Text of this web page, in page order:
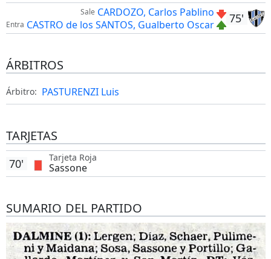
75'
Sale CARDOZO, Carlos Pablino
Entra CASTRO de los SANTOS, Gualberto Oscar
ÁRBITROS
Árbitro: PASTURENZI Luis
TARJETAS
Tarjeta Roja
Sassone
70'
SUMARIO DEL PARTIDO